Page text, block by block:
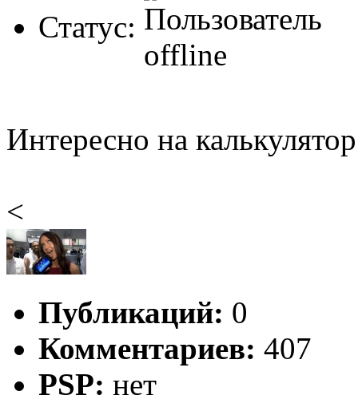
Статус:
Интересно на
<
Публикаций: 0
Комментариев: 407
PSP: нет